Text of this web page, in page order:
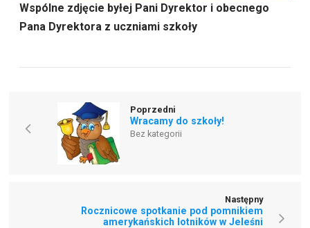
Wspólne zdjęcie byłej Pani Dyrektor i obecnego
Pana Dyrektora z uczniami szkoły
Poprzedni
Wracamy do szkoły!
Bez kategorii
Następny
Rocznicowe spotkanie pod pomnikiem
amerykańskich lotników w Jeleśni